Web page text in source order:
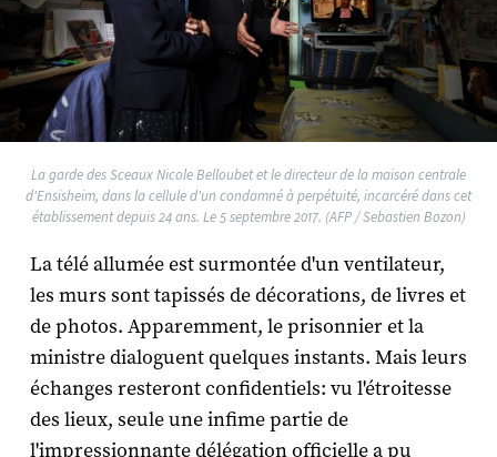
La garde des Sceaux Nicole Belloubet et le directeur de la maison centrale
d'Ensisheim, dans la cellule d'un condamné à perpétuité, incarcéré dans cet
établissement depuis 24 ans. Le 5 septembre 2017. (AFP / Sebastien Bozon)
La télé allumée est surmontée d'un ventilateur,
les murs sont tapissés de décorations, de livres et
de photos. Apparemment, le prisonnier et la
ministre dialoguent quelques instants. Mais leurs
échanges resteront confidentiels: vu l'étroitesse
des lieux, seule une infime partie de
l'impressionnante délégation officielle a pu